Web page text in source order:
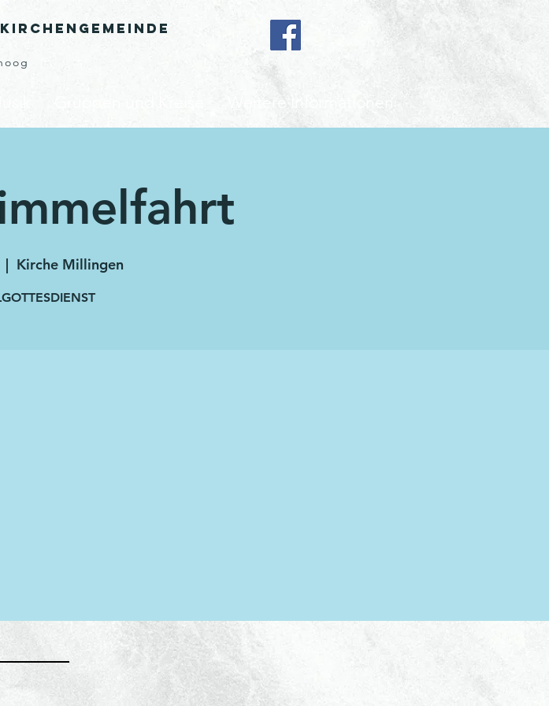
Weitere Informationen
|
Kirche Millingen